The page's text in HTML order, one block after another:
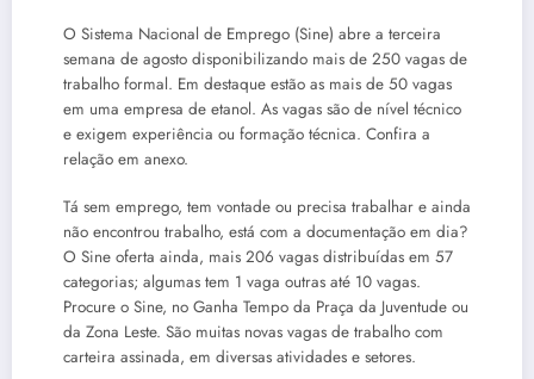
O Sistema Nacional de Emprego (Sine) abre a terceira
semana de agosto disponibilizando mais de 250 vagas de
trabalho formal. Em destaque estão as mais de 50 vagas
em uma empresa de etanol. As vagas são de nível técnico
e exigem experiência ou formação técnica. Confira a
relação em anexo.
Tá sem emprego, tem vontade ou precisa trabalhar e ainda
não encontrou trabalho, está com a documentação em dia?
O Sine oferta ainda, mais 206 vagas distribuídas em 57
categorias; algumas tem 1 vaga outras até 10 vagas.
Procure o Sine, no Ganha Tempo da Praça da Juventude ou
da Zona Leste. São muitas novas vagas de trabalho com
carteira assinada, em diversas atividades e setores.